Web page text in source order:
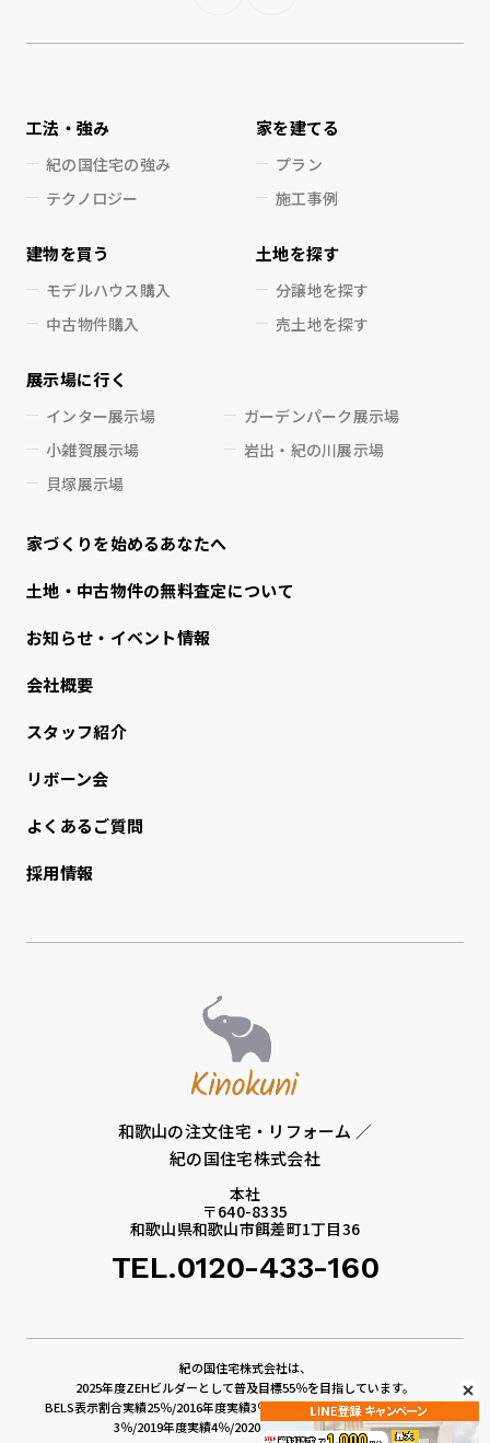
工法・強み
紀の国住宅の強み
テクノロジー
家を建てる
プラン
施工事例
建物を買う
モデルハウス購入
中古物件購入
土地を探す
分譲地を探す
売土地を探す
展示場に行く
インター展示場
ガーデンパーク展示場
小雑賀展示場
岩出・紀の川展示場
貝塚展示場
家づくりを始めるあなたへ
⼟地・中古物件の無料査定について
お知らせ・イベント情報
会社概要
スタッフ紹介
リボーン会
よくあるご質問
採用情報
和歌山の注文住宅・リフォーム ／
紀の国住宅株式会社
本社
〒640-8335
和歌山県和歌山市餌差町1丁目36
TEL.0120-433-160
紀の国住宅株式会社は、
2025年度ZEHビルダーとして普及目標55％を目指しています。
BELS表示割合実績25％/2016年度実績3％/2017年度実績4％/2018年度実績
3％/2019年度実績4％/2020年度5％/2021年度6％